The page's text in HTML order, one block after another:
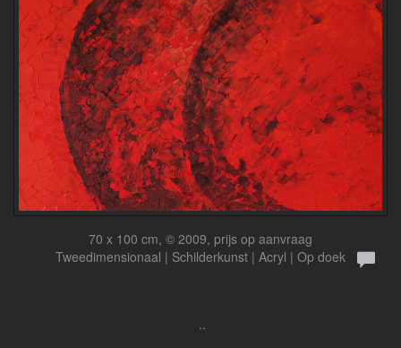
70 x 100 cm, © 2009, prijs op aanvraag
Tweedimensionaal | Schilderkunst | Acryl | Op doek
..